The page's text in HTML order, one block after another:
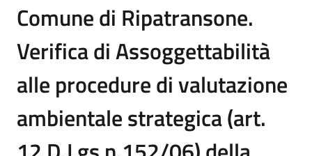
Comune di Ripatransone.
Verifica di Assoggettabilità
alle procedure di valutazione
ambientale strategica (art.